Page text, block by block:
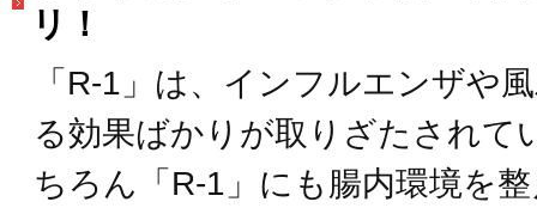
リ！
「R-1」は、インフルエンザや
る効果ばかりが取りざたされて
ちろん「R-1」にも腸内環境を